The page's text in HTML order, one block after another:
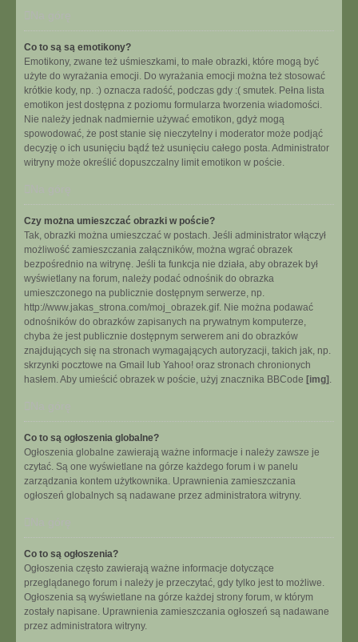
Co to są są emotikony?
Emotikony, zwane też uśmieszkami, to małe obrazki, które mogą być
użyte do wyrażania emocji. Do wyrażania emocji można też stosować
krótkie kody, np. :) oznacza radość, podczas gdy :( smutek. Pełna lista
emotikon jest dostępna z poziomu formularza tworzenia wiadomości.
Nie należy jednak nadmiernie używać emotikon, gdyż mogą
spowodować, że post stanie się nieczytelny i moderator może podjąć
decyzję o ich usunięciu bądź też usunięciu całego posta. Administrator
witryny może określić dopuszczalny limit emotikon w poście.
Czy można umieszczać obrazki w poście?
Tak, obrazki można umieszczać w postach. Jeśli administrator włączył
możliwość zamieszczania załączników, można wgrać obrazek
bezpośrednio na witrynę. Jeśli ta funkcja nie działa, aby obrazek był
wyświetlany na forum, należy podać odnośnik do obrazka
umieszczonego na publicznie dostępnym serwerze, np.
http://www.jakas_strona.com/moj_obrazek.gif. Nie można podawać
odnośników do obrazków zapisanych na prywatnym komputerze,
chyba że jest publicznie dostępnym serwerem ani do obrazków
znajdujących się na stronach wymagających autoryzacji, takich jak, np.
skrzynki pocztowe na Gmail lub Yahoo! oraz stronach chronionych
hasłem. Aby umieścić obrazek w poście, użyj znacznika BBCode [img] .
Co to są ogłoszenia globalne?
Ogłoszenia globalne zawierają ważne informacje i należy zawsze je
czytać. Są one wyświetlane na górze każdego forum i w panelu
zarządzania kontem użytkownika. Uprawnienia zamieszczania
ogłoszeń globalnych są nadawane przez administratora witryny.
Co to są ogłoszenia?
Ogłoszenia często zawierają ważne informacje dotyczące
przeglądanego forum i należy je przeczytać, gdy tylko jest to możliwe.
Ogłoszenia są wyświetlane na górze każdej strony forum, w którym
zostały napisane. Uprawnienia zamieszczania ogłoszeń są nadawane
przez administratora witryny.